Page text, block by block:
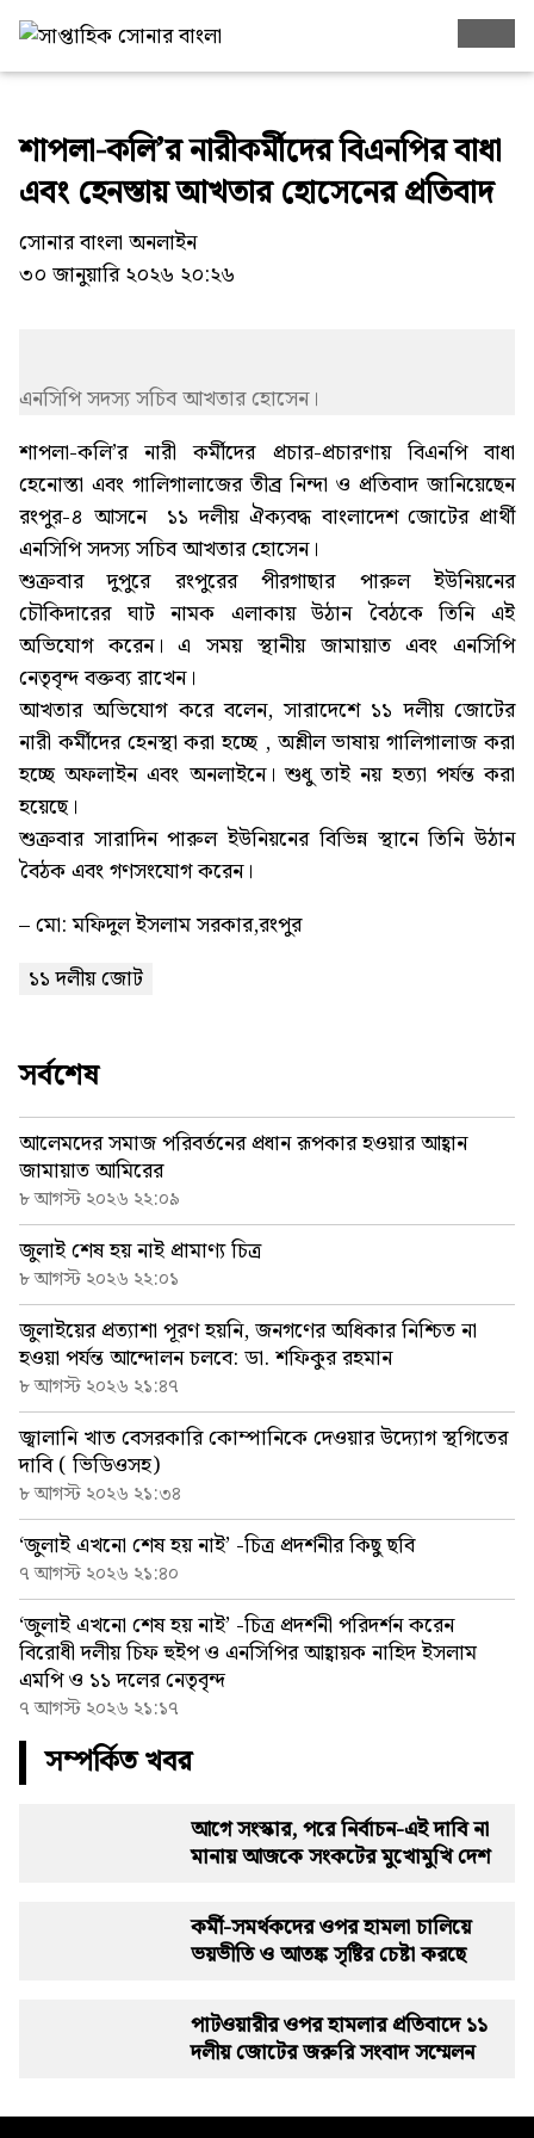
শাপলা-কলি’র নারীকর্মীদের বিএনপির বাধা
এবং হেনস্তায় আখতার হোসেনের প্রতিবাদ
সোনার বাংলা অনলাইন
৩০ জানুয়ারি ২০২৬ ২০:২৬
এনসিপি সদস্য সচিব আখতার হোসেন।
শাপলা-কলি’র নারী কর্মীদের প্রচার-প্রচারণায় বিএনপি বাধা
হেনোস্তা এবং গালিগালাজের তীব্র নিন্দা ও প্রতিবাদ জানিয়েছেন
রংপুর-৪ আসনে ১১ দলীয় ঐক্যবদ্ধ বাংলাদেশ জোটের প্রার্থী
এনসিপি সদস্য সচিব আখতার হোসেন।
শুক্রবার দুপুরে রংপুরের পীরগাছার পারুল ইউনিয়নের
চৌকিদারের ঘাট নামক এলাকায় উঠান বৈঠকে তিনি এই
অভিযোগ করেন। এ সময় স্থানীয় জামায়াত এবং এনসিপি
নেতৃবৃন্দ বক্তব্য রাখেন।
আখতার অভিযোগ করে বলেন, সারাদেশে ১১ দলীয় জোটের
নারী কর্মীদের হেনস্থা করা হচ্ছে , অশ্লীল ভাষায় গালিগালাজ করা
হচ্ছে অফলাইন এবং অনলাইনে। শুধু তাই নয় হত্যা পর্যন্ত করা
হয়েছে।
শুক্রবার সারাদিন পারুল ইউনিয়নের বিভিন্ন স্থানে তিনি উঠান
বৈঠক এবং গণসংযোগ করেন।
– মো: মফিদুল ইসলাম সরকার,রংপুর
১১ দলীয় জোট
সর্বশেষ
আলেমদের সমাজ পরিবর্তনের প্রধান রূপকার হওয়ার আহ্বান
জামায়াত আমিরের
৮ আগস্ট ২০২৬ ২২:০৯
জুলাই শেষ হয় নাই প্রামাণ্য চিত্র
৮ আগস্ট ২০২৬ ২২:০১
জুলাইয়ের প্রত্যাশা পূরণ হয়নি, জনগণের অধিকার নিশ্চিত না
হওয়া পর্যন্ত আন্দোলন চলবে: ডা. শফিকুর রহমান
৮ আগস্ট ২০২৬ ২১:৪৭
জ্বালানি খাত বেসরকারি কোম্পানিকে দেওয়ার উদ্যোগ স্থগিতের
দাবি ( ভিডিওসহ)
৮ আগস্ট ২০২৬ ২১:৩৪
‘জুলাই এখনো শেষ হয় নাই’ -চিত্র প্রদর্শনীর কিছু ছবি
৭ আগস্ট ২০২৬ ২১:৪০
‘জুলাই এখনো শেষ হয় নাই’ -চিত্র প্রদর্শনী পরিদর্শন করেন
বিরোধী দলীয় চিফ হুইপ ও এনসিপির আহ্বায়ক নাহিদ ইসলাম
এমপি ও ১১ দলের নেতৃবৃন্দ
৭ আগস্ট ২০২৬ ২১:১৭
সম্পর্কিত খবর
আগে সংস্কার, পরে নির্বাচন-এই দাবি না
মানায় আজকে সংকটের মুখোমুখি দেশ
কর্মী-সমর্থকদের ওপর হামলা চালিয়ে
ভয়ভীতি ও আতঙ্ক সৃষ্টির চেষ্টা করছে
পাটওয়ারীর ওপর হামলার প্রতিবাদে ১১
দলীয় জোটের জরুরি সংবাদ সম্মেলন